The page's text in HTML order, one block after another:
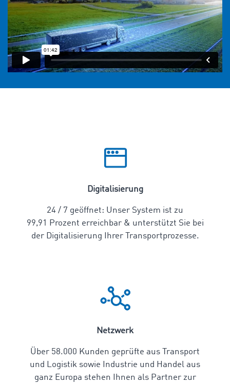
Digitalisierung
24 / 7 geöffnet: Unser System ist zu
99,91 Prozent erreichbar & unterstützt Sie bei
der Digitalisierung Ihrer Transportprozesse.
Netzwerk
Über 58.000 Kunden geprüfte aus Transport
und Logistik sowie Industrie und Handel aus
ganz Europa stehen Ihnen als Partner zur